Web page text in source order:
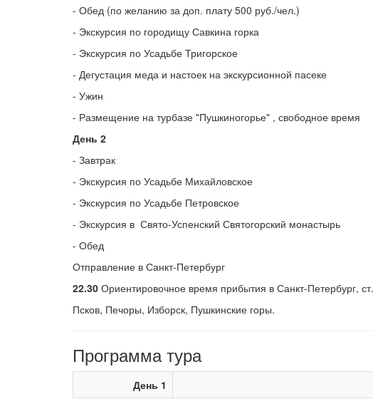
- Обед (по желанию за доп. плату 500 руб./чел.)
- Экскурсия по городищу Савкина горка
- Экскурсия по Усадьбе Тригорское
- Дегустация меда и настоек на экскурсионной пасеке
- Ужин
- Размещение на турбазе "Пушкиногорье" , свободное время
День 2
- Завтрак
- Экскурсия по Усадьбе Михайловское
- Экскурсия по Усадьбе Петровское
- Экскурсия в Свято-Успенский Святогорский монастырь
- Обед
Отправление в Санкт-Петербург
22.30 Ориентировочное время прибытия в Санкт-Петербург,
Псков, Печоры, Изборск, Пушкинские горы.
Программа тура
День 1